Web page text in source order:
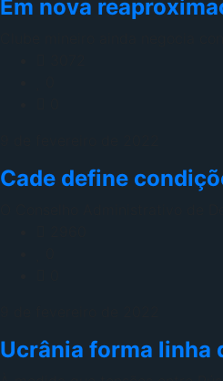
Em nova
Cade define
Ucrânia forma linha